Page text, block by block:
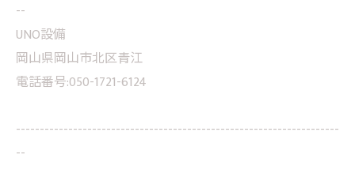
--
UNO設備
岡山県岡山市北区青江
電話番号:050-1721-6124
--------------------------------------------------------------------
--